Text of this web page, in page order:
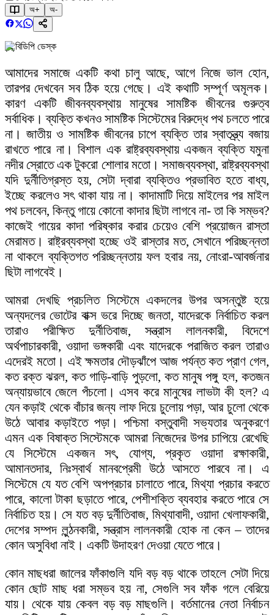
অ+ অ-
বিডিপি ডেস্ক
আমাদের সমাজে একটি কথা চালু আছে, আগে নিজে ভাল হোন,
তারপর দেখবেন সব ঠিক হয়ে গেছে। এই কথাটি সম্পূর্ণ অমূলক।
কারণ একটি জীবনব্যবস্থায় মানুষের সামষ্টিক জীবনের গুরুত্ব
সর্বাধিক। ব্যক্তি কখনও সামষ্টিক সিস্টেমের বিরুদ্ধে পথ চলতে পারে
না। জাতীয় ও সামষ্টিক জীবনের চাপে ব্যক্তি তার স্বাতন্ত্র্য বজায়
রাখতে পারে না। বিশাল এক রাষ্ট্রব্যবস্থায় একজন ব্যক্তি যমুনা
নদীর স্রোতে এক টুকরো শোলার মতো। সমাজব্যবস্থা, রাষ্ট্রব্যবস্থা
যদি দুর্নীতিগ্রস্ত হয়, সেটা দ্বারা ব্যক্তিও প্রভাবিত হতে বাধ্য,
ইচ্ছে করলেও সৎ থাকা যায় না। কাদামাটি দিয়ে মাইলের পর মাইল
পথ চলবেন, কিন্তু গায়ে কোনো কাদার ছিটা লাগবে না- তা কি সম্ভব?
কাজেই গায়ের কাদা পরিষ্কার করার চেয়েও বেশি প্রয়োজন রাস্তা
মেরামত। রাষ্ট্রব্যবস্থা হচ্ছে ওই রাস্তার মত, সেখানে পরিচ্ছন্নতা
না থাকলে ব্যক্তিগত পরিচ্ছন্নতায় ফল হবার নয়, নোংরা-আবর্জনার
ছিটা লাগবেই।
আমরা দেখছি প্রচলিত সিস্টেমে একদলের উপর অসন্তুষ্ট হয়ে
অন্যদলের ভোটের বাক্স ভরে দিচ্ছে জনতা, যাদেরকে নির্বাচিত করল
তারাও পরীক্ষিত দুর্নীতিবাজ, সন্ত্রাস লালনকারী, বিদেশে
অর্থপাচারকারী, ওয়াদা ভঙ্গকারী এবং যাদেরকে পরাজিত করল তারাও
এদেরই মতো। এই ক্ষমতার দৌড়ঝাঁপে আজ পর্যন্ত কত প্রাণ গেল,
কত রক্ত ঝরল, কত গাড়ি-বাড়ি পুড়লো, কত মানুষ পঙ্গু হল, কতজন
অন্যায়ভাবে জেলে পঁচলো। এসব করে মানুষের লাভটা কী হল? এ
যেন কড়াই থেকে বাঁচার জন্য লাফ দিয়ে চুলোয় পড়া, আর চুলো থেকে
উঠে আবার কড়াইতে পড়া। পশ্চিমা বস্তুবাদী সভ্যতার অনুকরণে
এমন এক বিষাক্ত সিস্টেমকে আমরা নিজেদের উপর চাপিয়ে রেখেছি
যে সিস্টেমে একজন সৎ, যোগ্য, প্রকৃত ওয়াদা রক্ষাকারী,
আমানতদার, নিঃস্বার্থ মানবপ্রেমী উঠে আসতে পারবে না। এ
সিস্টেমে যে যত বেশি অপপ্রচার চালাতে পারে, মিথ্যা প্রচার করতে
পারে, কালো টাকা ছড়াতে পারে, পেশীশক্তি ব্যবহার করতে পারে সে
নির্বাচিত হয়। সে যত বড় দুর্নীতিবাজ, মিথ্যাবাদী, ওয়াদা খেলাফকারী,
দেশের সম্পদ লুন্ঠনকারী, সন্ত্রাস লালনকারী হোক না কেন – তাদের
কোন অসুবিধা নাই। একটি উদাহরণ দেওয়া যেতে পারে।
কোন মাছধরা জালের ফাঁকাগুলি যদি বড় বড় থাকে তাহলে সেটা দিয়ে
কোন ছোট মাছ ধরা সম্ভব হয় না, সেগুলি সব ফাঁক গলে বেরিয়ে
যায়। থেকে যায় কেবল বড় বড় মাছগুলি। বর্তমানের নেতা নির্বাচন